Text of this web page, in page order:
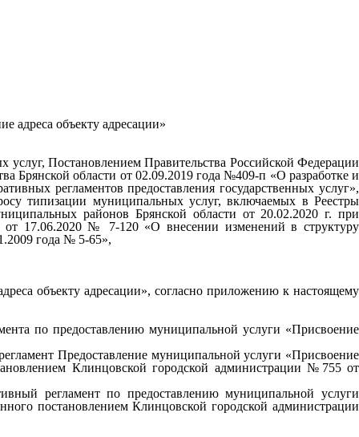
адреса объекту адресации»
Постановлением Правительства Российской Федерации
Брянской области от 02.09.2019 года №409-п «О разработке и
регламентов предоставления государственных услуг»,
типизации муниципальных услуг, включаемых в Реестры
районов Брянской области от 20.02.2020 г. при
от 17.06.2020 № 7-120 «О внесении изменений в структуру
года № 5-65»,
объекту адресации», согласно приложению к настоящему
по предоставлению муниципальной услуги «Присвоение
Предоставление муниципальной услуги «Присвоение
Клинцовской городской администрации №755 от
регламент по предоставлению муниципальной услуги
постановлением Клинцовской городской администрации